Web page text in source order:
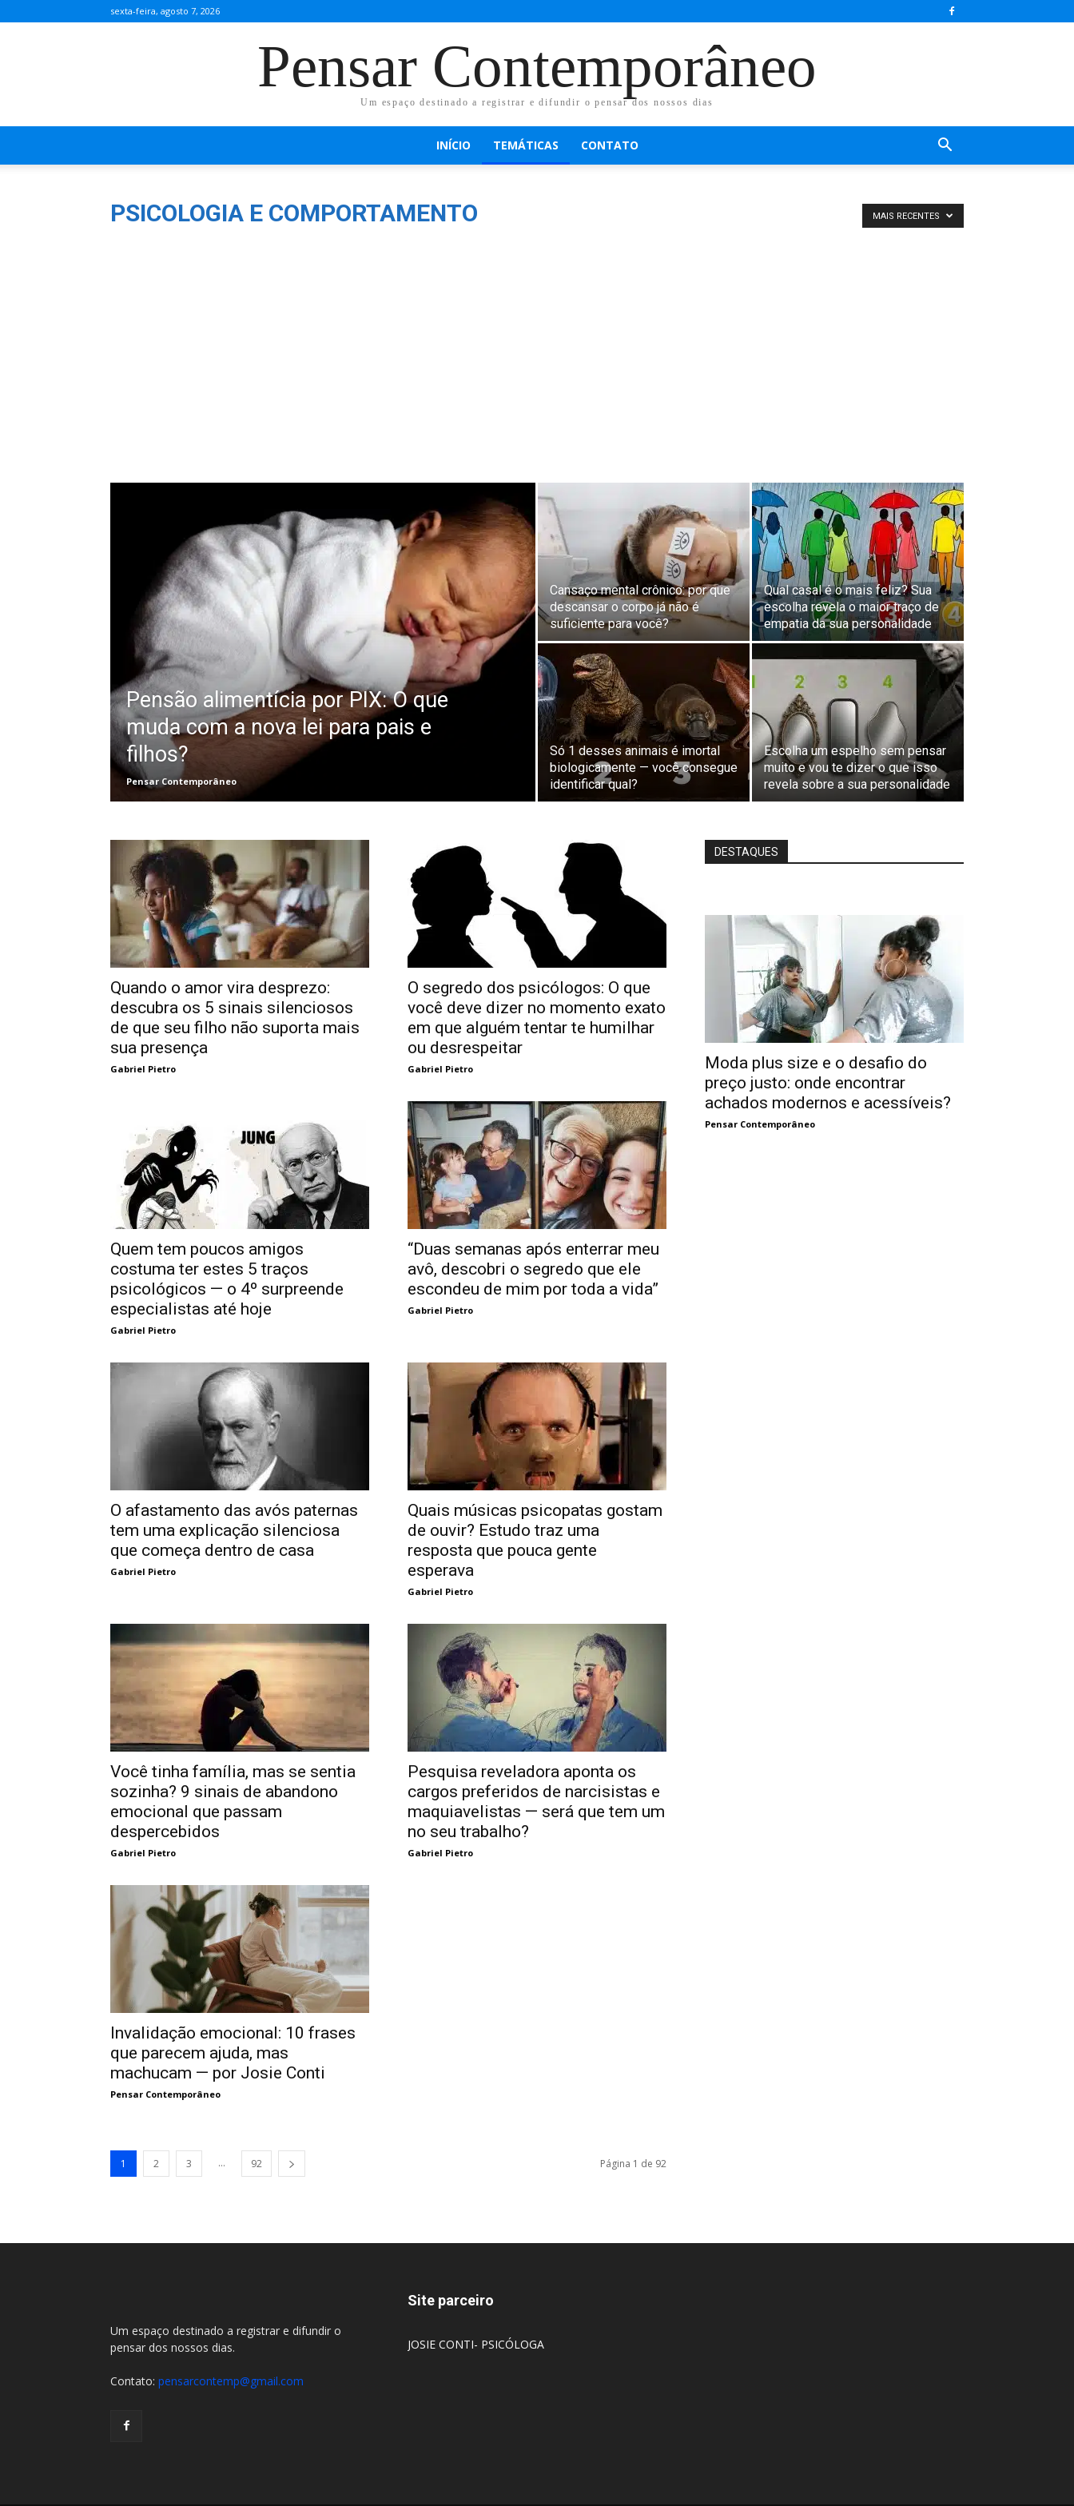
sexta-feira, agosto 7, 2026
Pensar Contemporâneo
Um espaço destinado a registrar e difundir o pensar dos nossos dias
INÍCIO TEMÁTICAS CONTATO
PSICOLOGIA E COMPORTAMENTO MAIS RECENTES
Pensão alimentícia por PIX: O que
muda com a nova lei para pais e
filhos?
Pensar Contemporâneo
Cansaço mental crônico: por que
descansar o corpo já não é
suficiente para você?
Qual casal é o mais feliz? Sua
escolha revela o maior traço de
empatia da sua personalidade
Só 1 desses animais é imortal
biologicamente — você consegue
identificar qual?
Escolha um espelho sem pensar
muito e vou te dizer o que isso
revela sobre a sua personalidade
Quando o amor vira desprezo:
descubra os 5 sinais silenciosos
de que seu filho não suporta mais
sua presença
Gabriel Pietro
O segredo dos psicólogos: O que
você deve dizer no momento exato
em que alguém tentar te humilhar
ou desrespeitar
Gabriel Pietro
Quem tem poucos amigos
costuma ter estes 5 traços
psicológicos — o 4º surpreende
especialistas até hoje
Gabriel Pietro
“Duas semanas após enterrar meu
avô, descobri o segredo que ele
escondeu de mim por toda a vida”
Gabriel Pietro
O afastamento das avós paternas
tem uma explicação silenciosa
que começa dentro de casa
Gabriel Pietro
Quais músicas psicopatas gostam
de ouvir? Estudo traz uma
resposta que pouca gente
esperava
Gabriel Pietro
Você tinha família, mas se sentia
sozinha? 9 sinais de abandono
emocional que passam
despercebidos
Gabriel Pietro
Pesquisa reveladora aponta os
cargos preferidos de narcisistas e
maquiavelistas — será que tem um
no seu trabalho?
Gabriel Pietro
Invalidação emocional: 10 frases
que parecem ajuda, mas
machucam — por Josie Conti
Pensar Contemporâneo
1 2 3 ... 92 Página 1 de 92
DESTAQUES
Moda plus size e o desafio do
preço justo: onde encontrar
achados modernos e acessíveis?
Pensar Contemporâneo
Um espaço destinado a registrar e difundir o
pensar dos nossos dias.
Contato: pensarcontemp@gmail.com
Site parceiro
JOSIE CONTI- PSICÓLOGA